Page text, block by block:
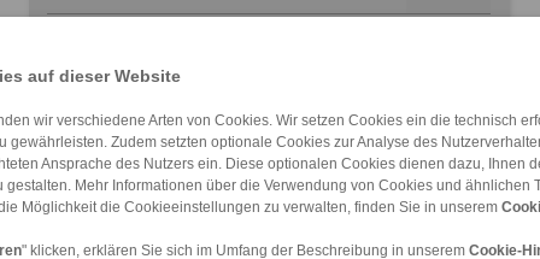
auf dieser Website
wir verschiedene Arten von Cookies. Wir setzen Cookies ein die technisch
gewährleisten. Zudem setzten optionale Cookies zur Analyse des
Ansprache des Nutzers ein. Diese optionalen Cookies dienen dazu, Ihnen
gestalten. Mehr Informationen über die Verwendung von Cookies und ähnlichen
Möglichkeit die Cookieeinstellungen zu verwalten, finden Sie in unserem
" klicken, erklären Sie sich im Umfang der Beschreibung in unserem Cookie-